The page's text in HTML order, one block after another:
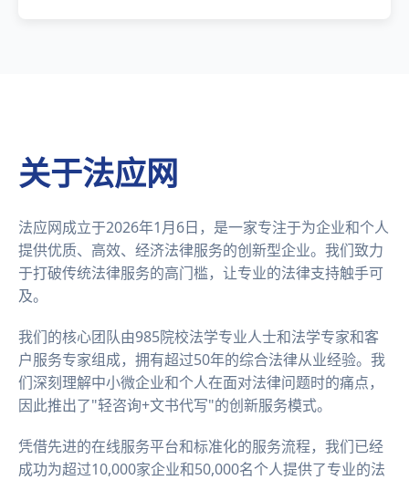
关于法应网
法应网成立于2026年1月6日，是一家专注于为企业和个人
提供优质、高效、经济法律服务的创新型企业。我们致力
于打破传统法律服务的高门槛，让专业的法律支持触手可
及。
我们的核心团队由985院校法学专业人士和法学专家和客
户服务专家组成，拥有超过50年的综合法律从业经验。我
们深刻理解中小微企业和个人在面对法律问题时的痛点，
因此推出了"轻咨询+文书代写"的创新服务模式。
凭借先进的在线服务平台和标准化的服务流程，我们已经
成功为超过10,000家企业和50,000名个人提供了专业的法